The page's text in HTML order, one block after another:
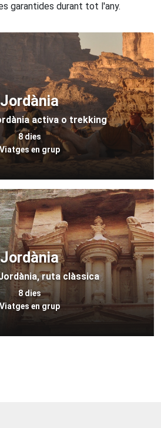
garantides durant tot l'any.
Jordània
activa o trekking
8 dies
Viatges en grup
Jordània
ruta clàssica
8 dies
Viatges en grup